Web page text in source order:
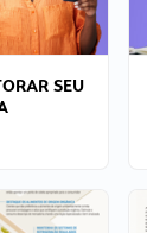
SEU